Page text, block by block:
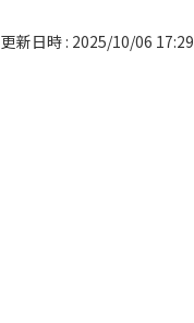
更新日時 : 2025/10/06 17:29